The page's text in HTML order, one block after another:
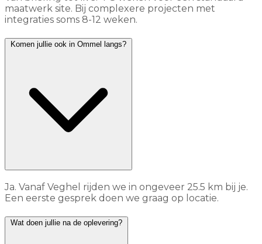
maatwerk site. Bij complexere projecten met
integraties soms 8-12 weken.
Komen jullie ook in Ommel langs?
Ja. Vanaf Veghel rijden we in ongeveer 25.5 km bij je.
Een eerste gesprek doen we graag op locatie.
Wat doen jullie na de oplevering?